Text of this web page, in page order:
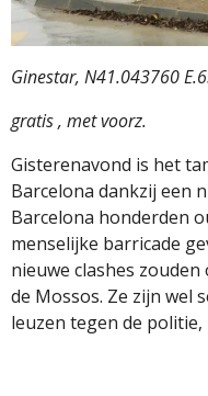
Ginestar, N41.043760
gratis , met voorz.
Gisterenavond is het
Barcelona dankzij een
Barcelona honderden
menselijke barricade
nieuwe clashes
de Mossos. Ze zijn wel
leuzen tegen de